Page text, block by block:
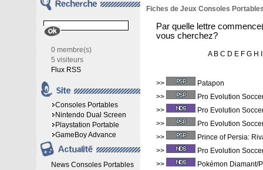
0 membre(s)
5 visiteurs
Flux RSS
Consoles Portables
Nintendo Dual Screen
Playstation Portable
GameBoy Advance
News Consoles Portables
Fiches de Jeux Consoles
Par quelle lettre
vous cherchez?
A B C D E F G H
>>
Patapon
>>
Pro Evolution
>>
Pro Evolution
>>
Pro Evolution
>>
Prince of Persia:
>>
Pro Evolution
>>
Pokémon Diamant/